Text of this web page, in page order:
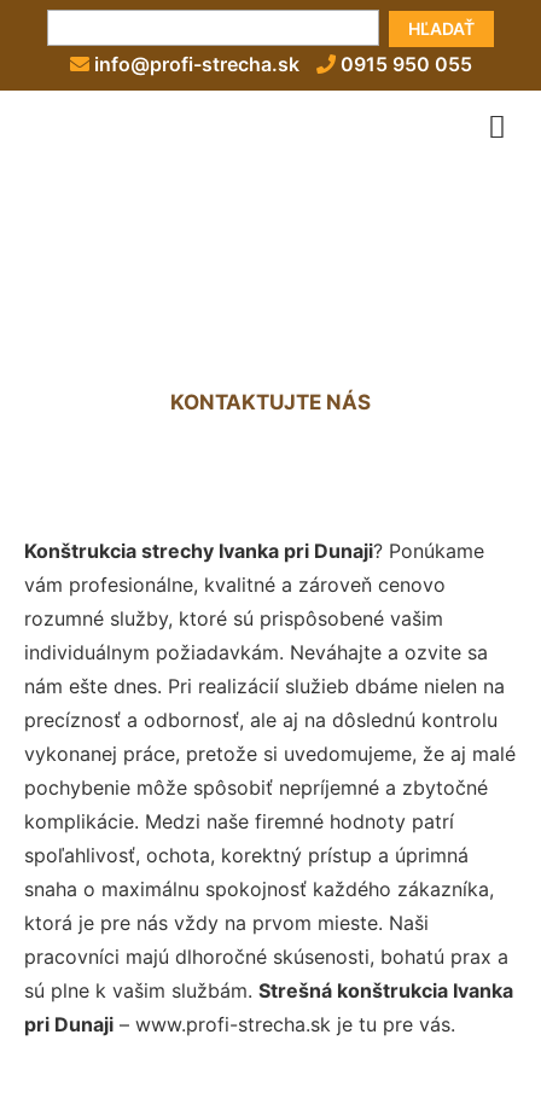
HĽADAŤ
info@profi-strecha.sk 0915 950 055
KONTAKTUJTE NÁS
Konštrukcia strechy Ivanka pri Dunaji? Ponúkame
vám profesionálne, kvalitné a zároveň cenovo
rozumné služby, ktoré sú prispôsobené vašim
individuálnym požiadavkám. Neváhajte a ozvite sa
nám ešte dnes. Pri realizácií služieb dbáme nielen na
precíznosť a odbornosť, ale aj na dôslednú kontrolu
vykonanej práce, pretože si uvedomujeme, že aj malé
pochybenie môže spôsobiť nepríjemné a zbytočné
komplikácie. Medzi naše firemné hodnoty patrí
spoľahlivosť, ochota, korektný prístup a úprimná
snaha o maximálnu spokojnosť každého zákazníka,
ktorá je pre nás vždy na prvom mieste. Naši
pracovníci majú dlhoročné skúsenosti, bohatú prax a
sú plne k vašim službám. Strešná konštrukcia Ivanka
pri Dunaji – www.profi-strecha.sk je tu pre vás.